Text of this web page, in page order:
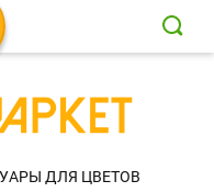
ДЛЯ ЦВЕТОВ